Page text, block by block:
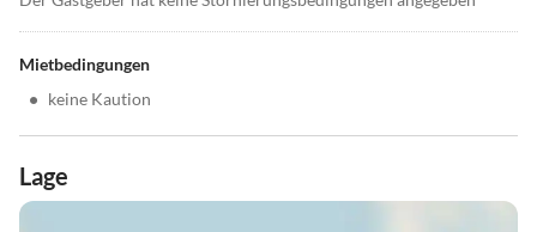
Mietbedingungen
• keine Kaution
Lage